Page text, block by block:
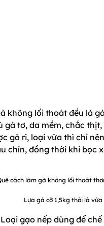
không lối thoát đều là
gà tơ, da mềm, chắc
gà ri, loại vừa thì chỉ
chín, đồng thời khi
Lựa gà cỡ 1,5kg thôi là vừa
gạo nếp dùng để